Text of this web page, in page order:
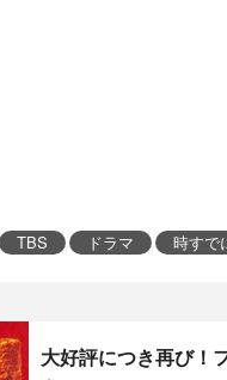
TBS ドラマ 時すで
大好評につき再び！